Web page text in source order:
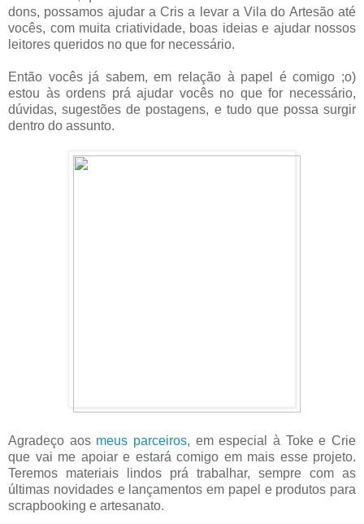
dons, possamos ajudar a Cris a levar a Vila do Artesão até
vocês, com muita criatividade, boas ideias e ajudar nossos
leitores queridos no que for necessário.
Então vocês já sabem, em relação à papel é comigo ;o)
estou às ordens prá ajudar vocês no que for necessário,
dúvidas, sugestões de postagens, e tudo que possa surgir
dentro do assunto.
Agradeço aos meus parceiros, em especial à Toke e Crie
que vai me apoiar e estará comigo em mais esse projeto.
Teremos materiais lindos prá trabalhar, sempre com as
últimas novidades e lançamentos em papel e produtos para
scrapbooking e artesanato.